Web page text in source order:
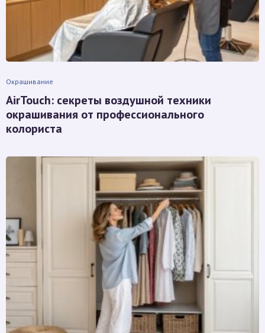
Окрашивание
AirTouch: секреты воздушной техники
окрашивания от профессионального
колориста